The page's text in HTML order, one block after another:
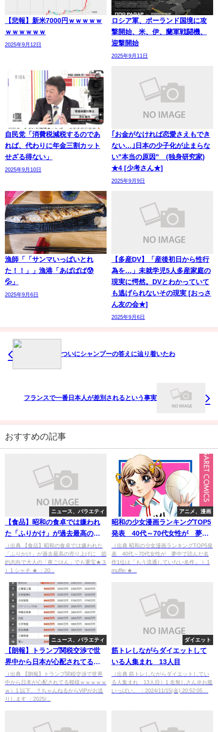
【悲報】新米7000円ｗｗｗｗｗ
ｗｗｗｗｗｗ
2025年9月12日
ロシア軍、ポーランド国境に攻
撃開始、米、伊、蘭軍戦闘機、
迎撃開始
2025年9月11日
自民党「消費税減税するのであ
れば、代わりに年金三割カット
せざる得ない」
2025年9月10日
｢お金がなければ恋愛さえもでき
ない…｣日本の少子化が止まらな
い"本当の原因" (独身研究家)
★4 [少考さん★]
2025年9月9日
漁師「「サンマいっぱいとれ
た！！」」漁港「あばばば😰
💦」
2025年9月6日
【多産DV】「産後初日から性行
為を…」未就学児5人多産家庭の
現実に愕然。DVとわかっていて
も逃げられないその現実 [おっさ
ん友の会★]
2025年9月6日
ついにシャンプーの答えに辿り着いたわ
フランスで一番日本人が差別されるという事実
おすすめの記事
ニュース、バラエティ
【食品】昭和の食卓では嫌われ
た「ふりかけ」が過去最高の売
り上げに 節約志向で大人の
「夜ごはん」でも重宝★３ [シャ
チ★]
（出典 【食品】昭和の食卓では嫌われた
「ふりかけ」が過去最高の売り上げに 節
約志向で大人の「夜ごはん」でも重宝★３
）1 シャチ ★ ：20...
アニメ、漫画
昭和の少女漫画ランキングTOP5
発表 40代～70代女性が 夢中
で読んだ名作1位は「もう流通し
ていない名作」 [muffin★]
（出典 昭和の少女漫画ランキングTOP5発
表 40代～70代女性が 夢中で読んだ名
作1位は「もう流通していない名作」 ）1
muffin ★...
ニュース、バラエティ
【朗報】トランプ関税交渉で世
界中から日本が心配されてる模
様ｗｗｗｗｗｗ
（出典 【朗報】トランプ関税交渉で世界
中から日本が心配されてる模様ｗｗｗｗｗ
ｗ）1 以下、？ちゃんねるからVIPがお送
りします ：2025/...
ダイエット
筋トレしながらダイエットして
いる人集まれ 13人目
（出典 筋トレしながらダイエットしてい
る人集まれ 13人目）1 名無しさん＠お腹
いっぱい。 ：2024/11/15(金) 20:52:05....